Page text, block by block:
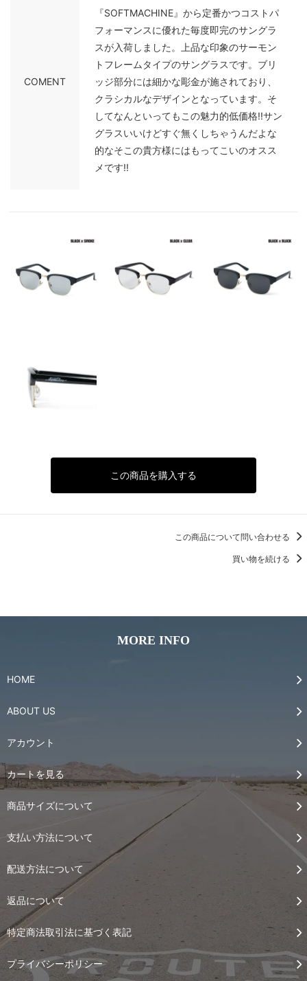
COMENT
『SOFTMACHINE』から定番かつコストパ
フォーマンスに優れた毎度即完のサングラ
スが入荷しました。上品な印象のサーモン
トフレームタイプのサングラスです。ブリ
ッジ部分には細かな彫金が施されており、
クラシカルなデザインとなっています。そ
してなんといってもこの魅力的低価格!!サン
グラスいいけどすぐ無くしちゃうんだよな
的なそこの貴方様にはもってこいのオスス
メです!!
この商品を購入する
この商品について問い合わせる
買い物を続ける
MORE INFO
HOME
ABOUT US
アカウント
カートを見る
商品サイズについて
支払い方法について
配送方法について
返品について
特定商法取引法に基づく表記
プライバシーポリシー